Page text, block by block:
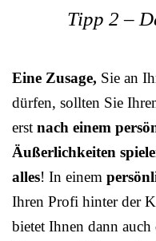
Tipp 2 –
Eine Zusage, Sie an
dürfen, sollten Sie
erst nach einem
Äußerlichkeiten
alles! In einem
Ihren Profi hinter der
bietet Ihnen dann auch